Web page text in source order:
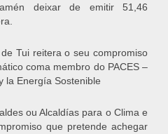
deixar de emitir 51,46
Tui reitera o seu compromiso
coma membro do PACES –
la Energía Sostenible
ou Alcaldías para o Clima e
que pretende achegar